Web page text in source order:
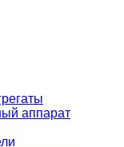
аппарат